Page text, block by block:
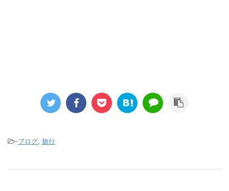
-ブログ, 旅行